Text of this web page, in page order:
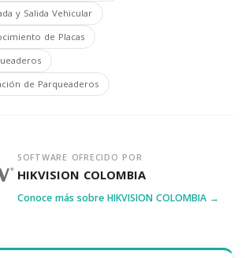
y Salida Vehicular
de Placas
de Parqueaderos
SOFTWARE OFRECIDO POR
HIKVISION COLOMBIA
Conoce más sobre HIKVISION COLOMBIA →